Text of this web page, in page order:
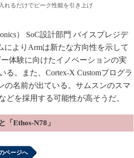
れるだけでピーク性能を引き上げ
） SoC設計部門 バイスプレジデ
によりArmは新たな方向性を示して
体験に向けたイノベーションの実
。また、Cortex-X Customプログラ
の名前が出ている。サムスンのスマ
どを採用する可能性が高そうだ。
「Ethos-N78」
ページへ